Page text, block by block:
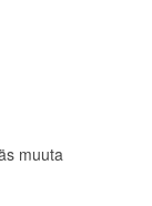
muuta